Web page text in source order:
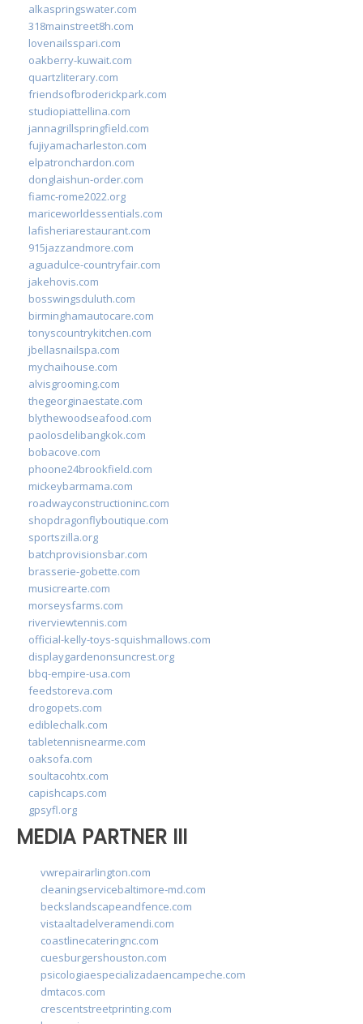
alkaspringswater.com
318mainstreet8h.com
lovenailsspari.com
oakberry-kuwait.com
quartzliterary.com
friendsofbroderickpark.com
studiopiattellina.com
jannagrillspringfield.com
fujiyamacharleston.com
elpatronchardon.com
donglaishun-order.com
fiamc-rome2022.org
mariceworldessentials.com
lafisheriarestaurant.com
915jazzandmore.com
aguadulce-countryfair.com
jakehovis.com
bosswingsduluth.com
birminghamautocare.com
tonyscountrykitchen.com
jbellasnailspa.com
mychaihouse.com
alvisgrooming.com
thegeorginaestate.com
blythewoodseafood.com
paolosdelibangkok.com
bobacove.com
phoone24brookfield.com
mickeybarmama.com
roadwayconstructioninc.com
shopdragonflyboutique.com
sportszilla.org
batchprovisionsbar.com
brasserie-gobette.com
musicrearte.com
morseysfarms.com
riverviewtennis.com
official-kelly-toys-squishmallows.com
displaygardenonsuncrest.org
bbq-empire-usa.com
feedstoreva.com
drogopets.com
ediblechalk.com
tabletennisnearme.com
oaksofa.com
soultacohtx.com
capishcaps.com
gpsyfl.org
MEDIA PARTNER III
vwrepairarlington.com
cleaningservicebaltimore-md.com
beckslandscapeandfence.com
vistaaltadelveramendi.com
coastlinecateringnc.com
cuesburgershouston.com
psicologiaespecializadaencampeche.com
dmtacos.com
crescentstreetprinting.com